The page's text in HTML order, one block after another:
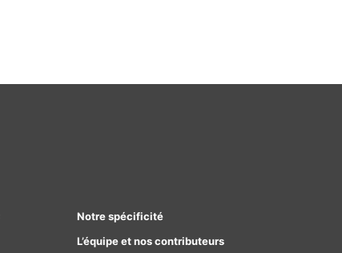
Notre spécificité
L’équipe et nos contributeurs